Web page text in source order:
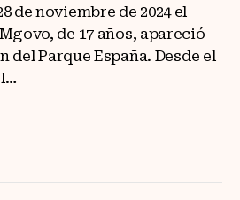
de noviembre de 2024 el
de 17 años, apareció
del Parque España. Desde el